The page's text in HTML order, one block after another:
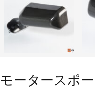
モータースポ